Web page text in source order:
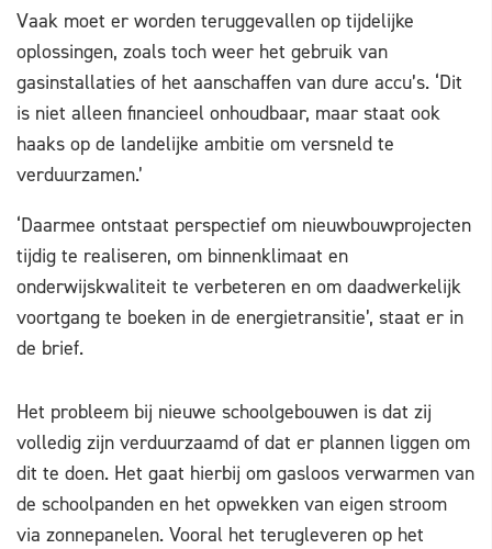
Vaak moet er worden teruggevallen op tijdelijke
oplossingen, zoals toch weer het gebruik van
gasinstallaties of het aanschaffen van dure accu’s. ‘Dit
is niet alleen financieel onhoudbaar, maar staat ook
haaks op de landelijke ambitie om versneld te
verduurzamen.’
‘Daarmee ontstaat perspectief om nieuwbouwprojecten
tijdig te realiseren, om binnenklimaat en
onderwijskwaliteit te verbeteren en om daadwerkelijk
voortgang te boeken in de energietransitie’, staat er in
de brief.
Het probleem bij nieuwe schoolgebouwen is dat zij
volledig zijn verduurzaamd of dat er plannen liggen om
dit te doen. Het gaat hierbij om gasloos verwarmen van
de schoolpanden en het opwekken van eigen stroom
via zonnepanelen. Vooral het terugleveren op het